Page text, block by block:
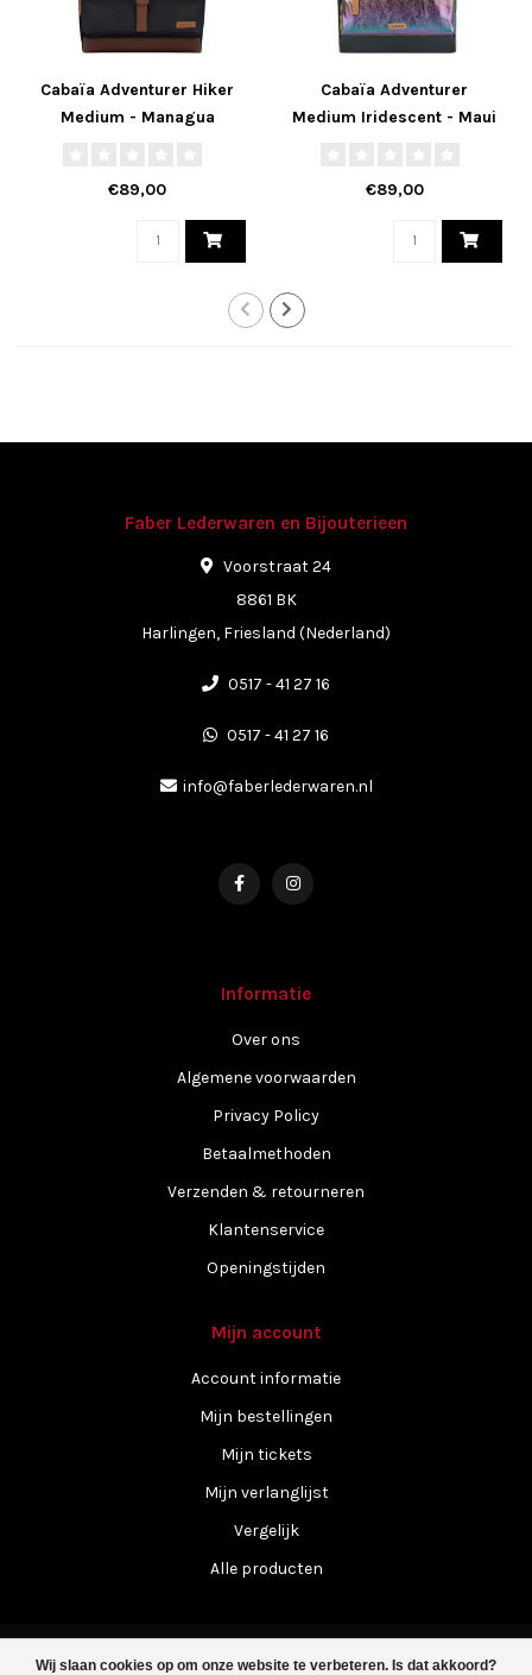
Cabaïa Adventurer Hiker
Medium - Managua
€89,00
Cabaïa Adventurer
Medium Iridescent - Maui
€89,00
Wij slaan cookies op om onze website te verbeteren. Is dat akkoord?
Faber Lederwaren en Bijouterieen
Voorstraat 24
8861 BK
Harlingen, Friesland (Nederland)
0517 - 41 27 16
0517 - 41 27 16
info@faberlederwaren.nl
Informatie
Over ons
Algemene voorwaarden
Privacy Policy
Betaalmethoden
Verzenden & retourneren
Klantenservice
Openingstijden
Mijn account
Account informatie
Mijn bestellingen
Mijn tickets
Mijn verlanglijst
Vergelijk
Alle producten